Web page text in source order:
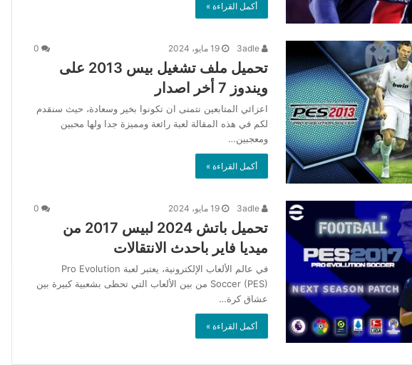
أكمل القراءة »
19 مايو، 2024
تحميل ملف تشغيل بيس 2013 على
ويندوز 7 أخر اصدار
اعزائي المتابعين نتمنى ان تكونوا بخير وسعادة، حيث سنقدم
لكم في هذه المقالة لعبة رائعة ومميزة جدا ولها محبين
ومعجبين…
أكمل القراءة »
19 مايو، 2024
تحميل باتش 2024 لبيس 2017 من
ميديا فاير باحدث الانتقالات
في عالم الألعاب الإلكترونية، يعتبر لعبة Pro Evolution
Soccer (PES) من بين الألعاب التي تحظى بشعبية كبيرة بين
عشاق كرة…
أكمل القراءة »